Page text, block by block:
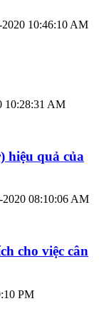
2020 10:46:10 AM
10:28:31 AM
hiệu quả của
2020 08:10:06 AM
cho việc cân
PM